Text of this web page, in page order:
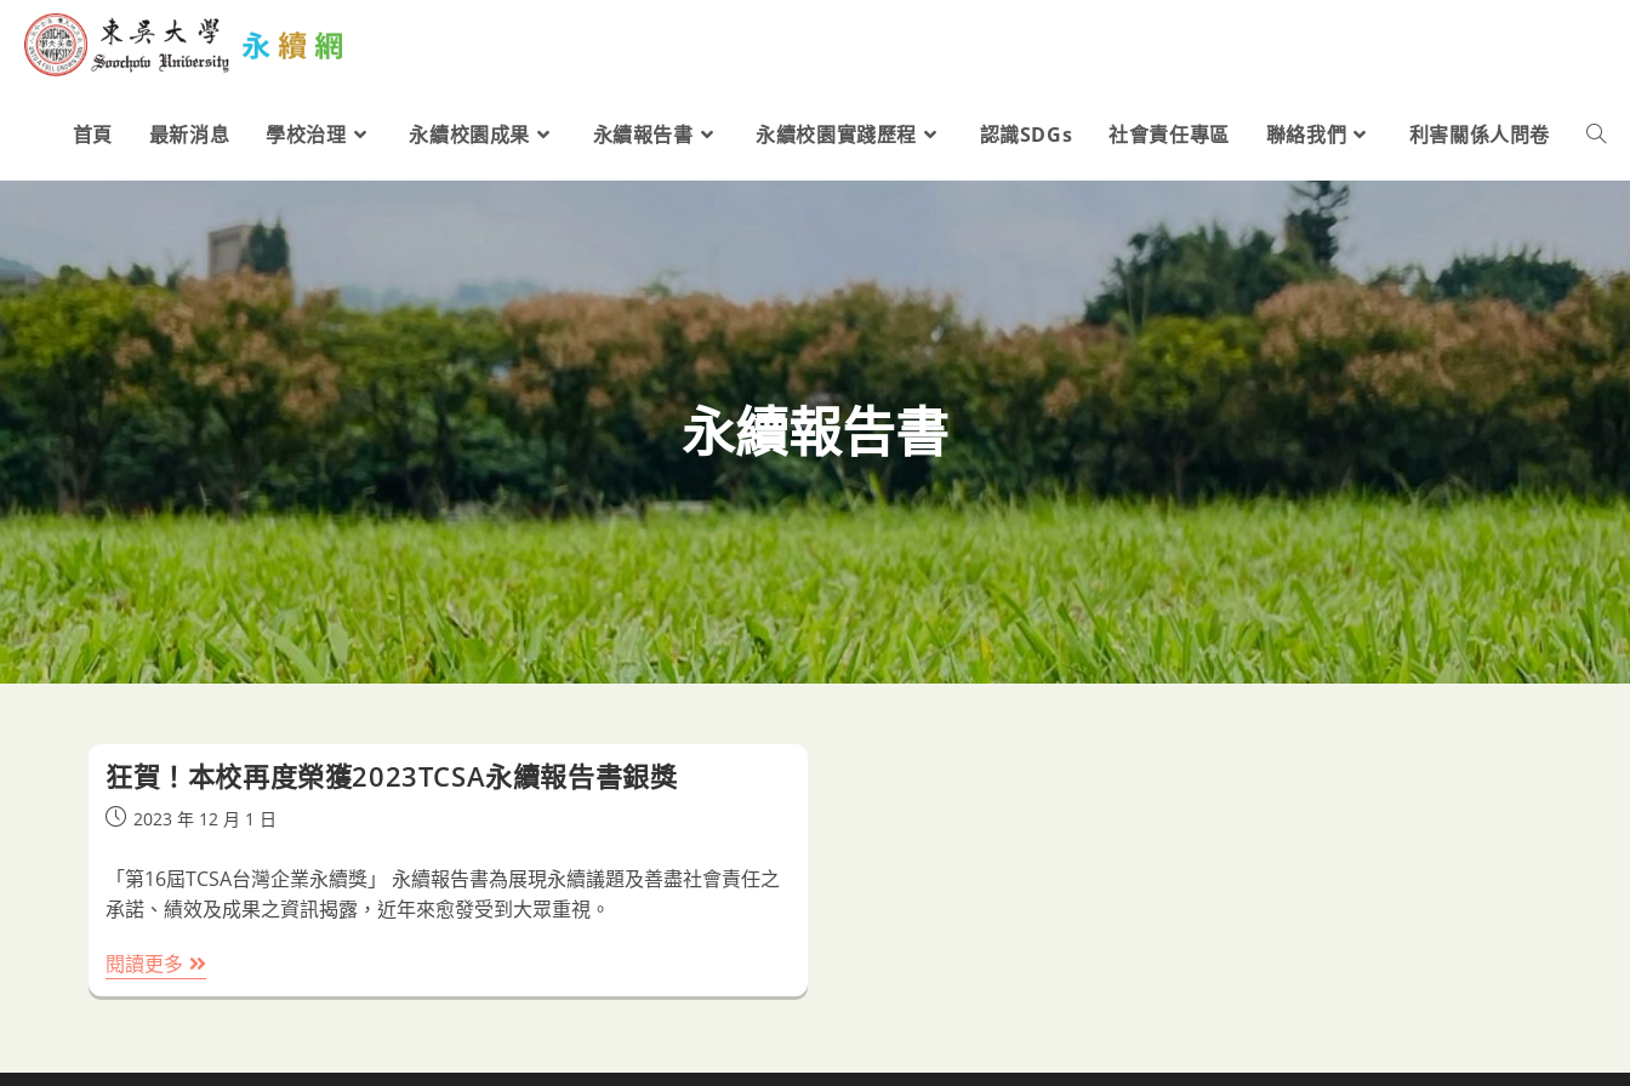
content
首頁 最新消息 學校治理 永續校園成果 永續報告書 永續校園實踐歷程 認識SDGs 社會責任專區 聯絡我們 利害關係人問卷
永續報告書
狂賀！本校再度榮獲2023TCSA永續報告書銀獎
Post2023 年 12 月 1 日
「第16屆TCSA台灣企業永續獎」 永續報告書為展現永續議題及善盡社會責任之
承諾、績效及成果之資訊揭露，近年來愈發受到大眾重視。
閱讀更多狂
賀！
本
榮